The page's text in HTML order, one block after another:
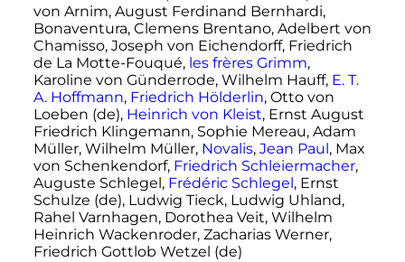
von Arnim, August Ferdinand Bernhardi,
Bonaventura, Clemens Brentano, Adelbert von
Chamisso, Joseph von Eichendorff, Friedrich
de La Motte-Fouqué, les frères Grimm,
Karoline von Günderrode, Wilhelm Hauff, E. T.
A. Hoffmann, Friedrich Hölderlin, Otto von
Loeben (de), Heinrich von Kleist, Ernst August
Friedrich Klingemann, Sophie Mereau, Adam
Müller, Wilhelm Müller, Novalis, Jean Paul, Max
von Schenkendorf, Friedrich Schleiermacher,
Auguste Schlegel, Frédéric Schlegel, Ernst
Schulze (de), Ludwig Tieck, Ludwig Uhland,
Rahel Varnhagen, Dorothea Veit, Wilhelm
Heinrich Wackenroder, Zacharias Werner,
Friedrich Gottlob Wetzel (de)